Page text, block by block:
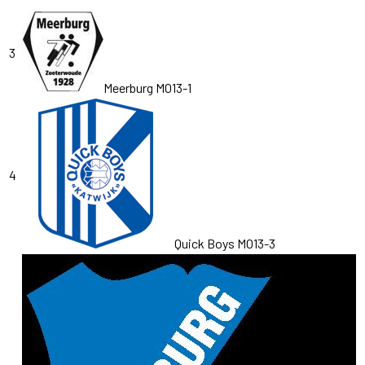
3
Meerburg MO13-1
4
Quick Boys MO13-3